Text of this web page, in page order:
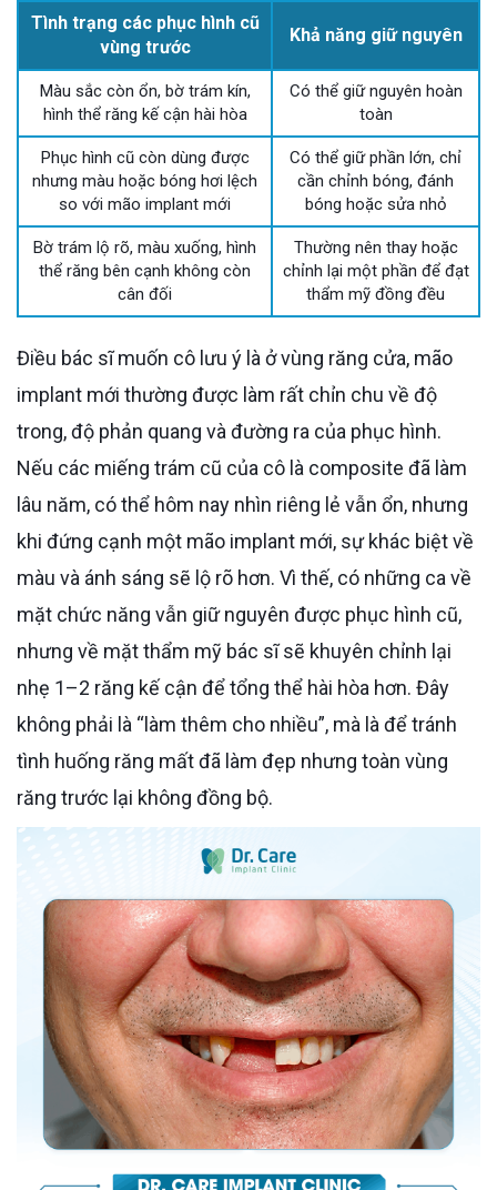
Tình trạng các phục hình cũ
vùng trước
Khả năng giữ nguyên
Màu sắc còn ổn, bờ trám kín,
hình thể răng kế cận hài hòa
Có thể giữ nguyên hoàn
toàn
Phục hình cũ còn dùng được
nhưng màu hoặc bóng hơi lệch
so với mão implant mới
Có thể giữ phần lớn, chỉ
cần chỉnh bóng, đánh
bóng hoặc sửa nhỏ
Bờ trám lộ rõ, màu xuống, hình
thể răng bên cạnh không còn
cân đối
Thường nên thay hoặc
chỉnh lại một phần để đạt
thẩm mỹ đồng đều
Điều bác sĩ muốn cô lưu ý là ở vùng răng cửa, mão
implant mới thường được làm rất chỉn chu về độ
trong, độ phản quang và đường ra của phục hình.
Nếu các miếng trám cũ của cô là composite đã làm
lâu năm, có thể hôm nay nhìn riêng lẻ vẫn ổn, nhưng
khi đứng cạnh một mão implant mới, sự khác biệt về
màu và ánh sáng sẽ lộ rõ hơn. Vì thế, có những ca về
mặt chức năng vẫn giữ nguyên được phục hình cũ,
nhưng về mặt thẩm mỹ bác sĩ sẽ khuyên chỉnh lại
nhẹ 1–2 răng kế cận để tổng thể hài hòa hơn. Đây
không phải là “làm thêm cho nhiều”, mà là để tránh
tình huống răng mất đã làm đẹp nhưng toàn vùng
răng trước lại không đồng bộ.